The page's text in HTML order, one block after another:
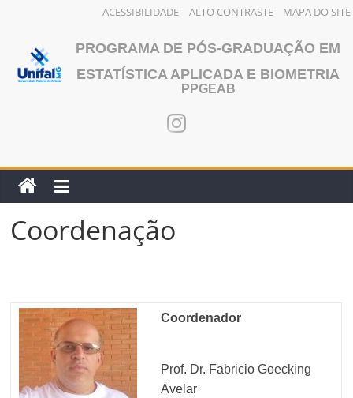
ACESSIBILIDADE ALTO CONTRASTE MAPA DO SITE
PROGRAMA DE PÓS-GRADUAÇÃO EM
ESTATÍSTICA APLICADA E BIOMETRIA
PPGEAB
Coordenação
Coordenador
Prof. Dr. Fabricio Goecking
Avelar